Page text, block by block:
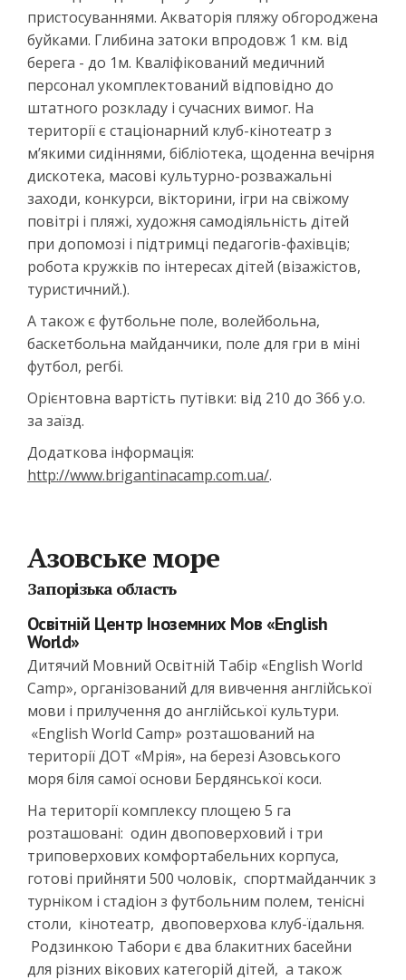
пристосуваннями. Акваторія пляжу обгороджена
буйками. Глибина затоки впродовж 1 км. від
берега - до 1м. Кваліфікований медичний
персонал укомплектований відповідно до
штатного розкладу і сучасних вимог. На
території є стаціонарний клуб-кінотеатр з
м’якими сидіннями, бібліотека, щоденна вечірня
дискотека, масові культурно-розважальні
заходи, конкурси, вікторини, ігри на свіжому
повітрі і пляжі, художня самодіяльність дітей
при допомозі і підтримці педагогів-фахівців;
робота кружків по інтересах дітей (візажістов,
туристичний.).
А також є футбольне поле, волейбольна,
баскетбольна майданчики, поле для гри в міні
футбол, регбі.
Орієнтовна вартість путівки: від 210 до 366 у.о.
за заїзд.
Додаткова інформація:
http://www.brigantinacamp.com.ua/.
Азовське море
Запорізька область
Освітній Центр Іноземних Мов «English
World»
Дитячий Мовний Освітній Табір «English World
Camp», організований для вивчення англійської
мови і прилучення до англійської культури.
«English World Camp» розташований на
території ДОТ «Мрія», на березі Азовського
моря біля самої основи Бердянської коси.
На території комплексу площею 5 га
розташовані: один двоповерховий і три
триповерхових комфортабельних корпуса,
готові прийняти 500 чоловік, спортмайданчик з
турніком і стадіон з футбольним полем, тенісні
столи, кінотеатр, двоповерхова клуб-їдальня.
Родзинкою Табори є два блакитних басейни
для різних вікових категорій дітей, а також